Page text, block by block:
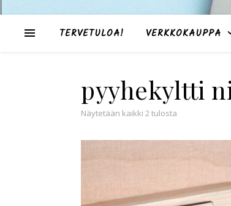
TERVETULOA! VERKKOKAUPPA
pyyhekyltti
Näytetään kaikki 2 tulosta